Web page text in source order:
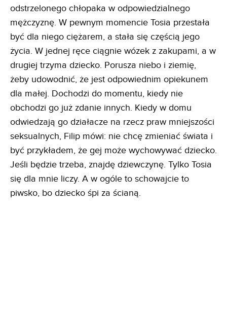
odstrzelonego chłopaka w odpowiedzialnego
mężczyznę. W pewnym momencie Tosia przestała
być dla niego ciężarem, a stała się częścią jego
życia. W jednej ręce ciągnie wózek z zakupami, a w
drugiej trzyma dziecko. Porusza niebo i ziemię,
żeby udowodnić, że jest odpowiednim opiekunem
dla małej. Dochodzi do momentu, kiedy nie
obchodzi go już zdanie innych. Kiedy w domu
odwiedzają go działacze na rzecz praw mniejszości
seksualnych, Filip mówi: nie chcę zmieniać świata i
być przykładem, że gej może wychowywać dziecko.
Jeśli będzie trzeba, znajdę dziewczynę. Tylko Tosia
się dla mnie liczy. A w ogóle to schowajcie to
piwsko, bo dziecko śpi za ścianą.